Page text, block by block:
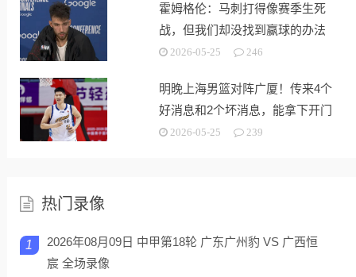
霍姆格伦：马刺打得像赛季生死
战，但我们却没找到赢球的办法
2026-05-25 246
明晚上海男篮对阵广厦！传来4个
好消息和2个坏消息，能拿下开门
红2026-05-25 239
热门录像
1
2026年08月09日 中甲第18轮 广东广州豹 VS 广西恒
宸 全场录像